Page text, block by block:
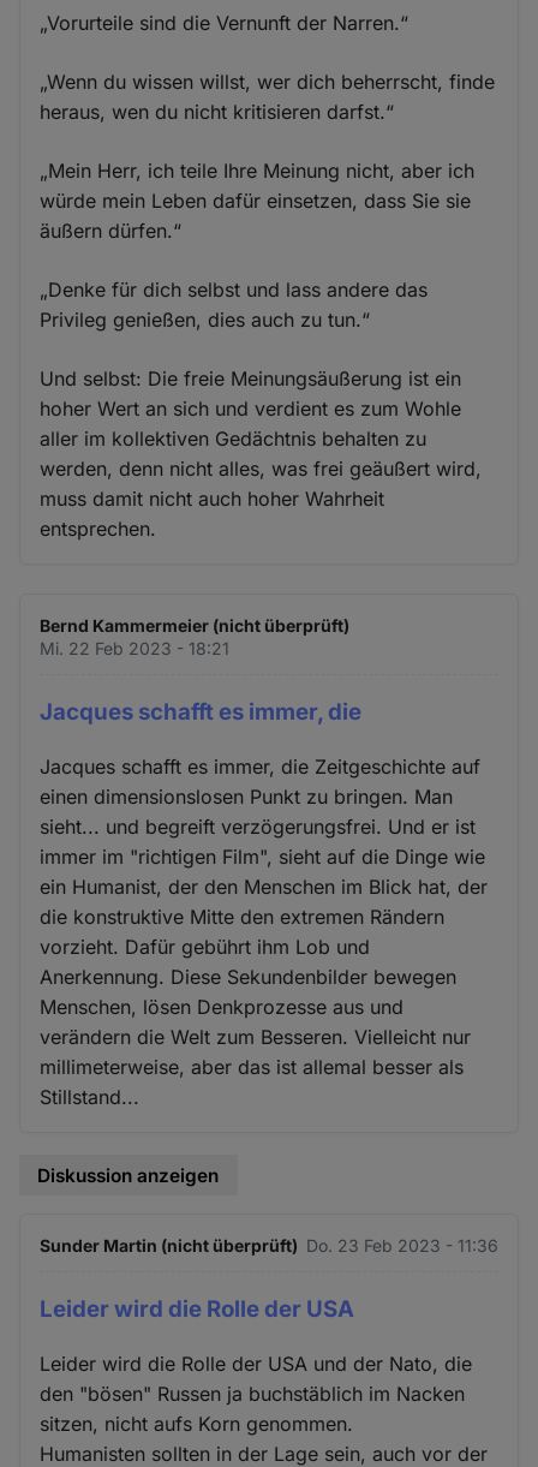
„Vorurteile sind die Vernunft der Narren.“
„Wenn du wissen willst, wer dich beherrscht, finde
heraus, wen du nicht kritisieren darfst.“
„Mein Herr, ich teile Ihre Meinung nicht, aber ich
würde mein Leben dafür einsetzen, dass Sie sie
äußern dürfen.“
„Denke für dich selbst und lass andere das
Privileg genießen, dies auch zu tun.“
Und selbst: Die freie Meinungsäußerung ist ein
hoher Wert an sich und verdient es zum Wohle
aller im kollektiven Gedächtnis behalten zu
werden, denn nicht alles, was frei geäußert wird,
muss damit nicht auch hoher Wahrheit
entsprechen.
Bernd Kammermeier (nicht überprüft)
Mi. 22 Feb 2023 - 18:21
Jacques schafft es immer, die
Jacques schafft es immer, die Zeitgeschichte auf
einen dimensionslosen Punkt zu bringen. Man
sieht... und begreift verzögerungsfrei. Und er ist
immer im "richtigen Film", sieht auf die Dinge wie
ein Humanist, der den Menschen im Blick hat, der
die konstruktive Mitte den extremen Rändern
vorzieht. Dafür gebührt ihm Lob und
Anerkennung. Diese Sekundenbilder bewegen
Menschen, lösen Denkprozesse aus und
verändern die Welt zum Besseren. Vielleicht nur
millimeterweise, aber das ist allemal besser als
Stillstand...
Diskussion anzeigen
Sunder Martin (nicht überprüft) Do. 23 Feb 2023 - 11:36
Leider wird die Rolle der USA
Leider wird die Rolle der USA und der Nato, die
den "bösen" Russen ja buchstäblich im Nacken
sitzen, nicht aufs Korn genommen.
Humanisten sollten in der Lage sein, auch vor der